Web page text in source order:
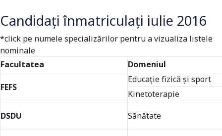
Candidați înmatriculați iulie 2016
*click pe numele specializărilor pentru a vizualiza listele
nominale
Facultatea
Domeniul
FEFS
Educație fizică și sport
Kinetoterapie
DSDU
Sănătate